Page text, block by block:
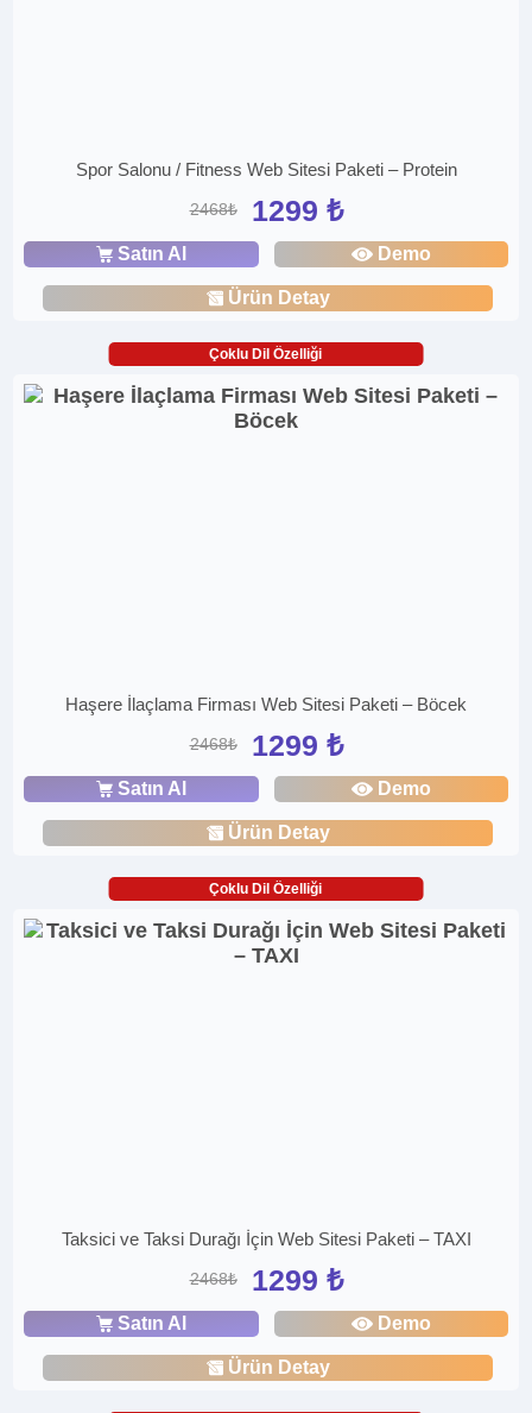
Spor Salonu / Fitness Web Sitesi Paketi – Protein
2468₺ 1299 ₺
Satın Al Demo
Ürün Detay
Çoklu Dil Özelliği
Haşere İlaçlama Firması Web Sitesi Paketi – Böcek
2468₺ 1299 ₺
Satın Al Demo
Ürün Detay
Çoklu Dil Özelliği
Taksici ve Taksi Durağı İçin Web Sitesi Paketi – TAXI
2468₺ 1299 ₺
Satın Al Demo
Ürün Detay